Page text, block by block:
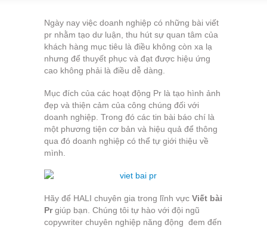
Ngày nay việc doanh nghiệp có những bài viết
pr nhằm tạo dư luận, thu hút sự quan tâm của
khách hàng mục tiêu là điều không còn xa lạ
nhưng để thuyết phục và đạt được hiệu ứng
cao không phải là điều dễ dàng.
Mục đích của các hoạt động Pr là tạo hình ảnh
đẹp và thiện cảm của công chúng đối với
doanh nghiệp. Trong đó các tin bài báo chí là
một phương tiện cơ bản và hiệu quả để thông
qua đó doanh nghiệp có thể tự giới thiệu về
mình.
Hãy để HALI chuyên gia trong lĩnh vực Viết bài
Prgiúp bạn. Chúng tôi tự hào với đội ngũ
copywriter chuyên nghiệp năng động đem đến